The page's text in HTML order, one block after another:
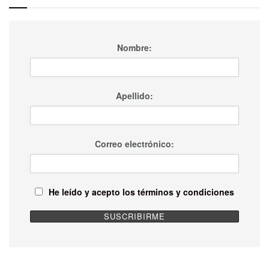
Nombre:
Apellido:
Correo electrónico:
He leído y acepto los términos y condiciones